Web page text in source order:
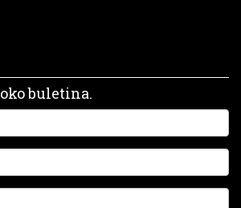
buletina.